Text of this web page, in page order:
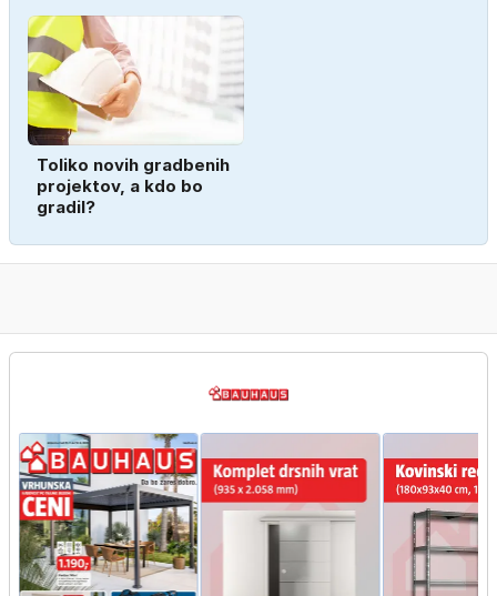
Toliko novih gradbenih
projektov, a kdo bo
gradil?